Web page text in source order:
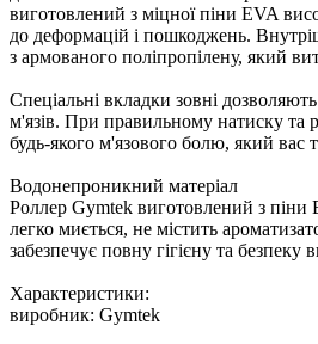
виготовлений з міцної піни EVA
до деформацій і пошкоджень.
з армованого поліпропілену, який
Спеціальні вкладки зовні
м'язів. При правильному натиску та
будь-якого м'язового болю, який вас
Водонепроникний матеріал
Роллер Gymtek виготовлений з піни
легко миється, не містить
забезпечує повну гігієну та безпеку
Характеристики:
виробник: Gymtek